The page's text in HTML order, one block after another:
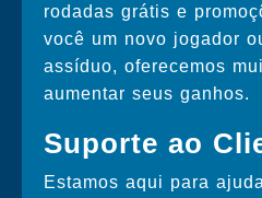
rodadas grátis e
você um novo jogador
assíduo, oferecemos
aumentar seus ganhos.
Suporte ao
Estamos aqui para